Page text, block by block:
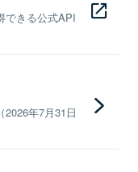
できる公式API
年7月31日